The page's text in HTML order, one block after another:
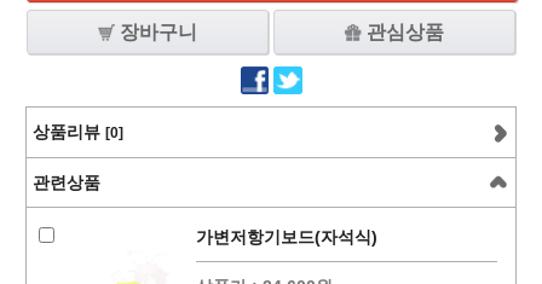
장바구니 관심상품
상품리뷰 [0]
관련상품
가변저항기보드(자석식)